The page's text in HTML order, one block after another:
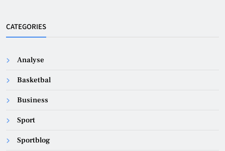
CATEGORIES
Analyse
Basketbal
Business
Sport
Sportblog